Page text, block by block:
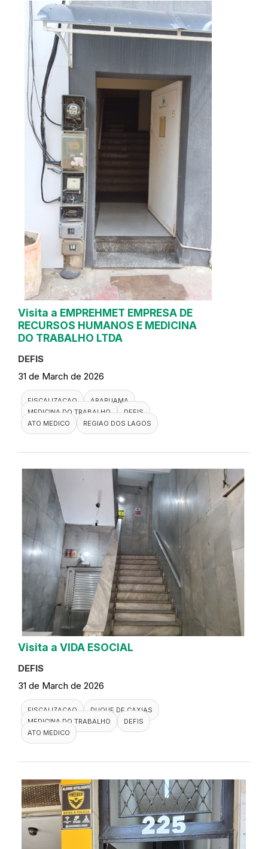
Visita a EMPREHMET EMPRESA DE
RECURSOS HUMANOS E MEDICINA
DO TRABALHO LTDA
DEFIS
31 de March de 2026
FISCALIZACAO
ARARUAMA
MEDICINA DO TRABALHO
DEFIS
ATO MEDICO
REGIAO DOS LAGOS
Visita a VIDA ESOCIAL
DEFIS
31 de March de 2026
FISCALIZACAO
DUQUE DE CAXIAS
MEDICINA DO TRABALHO
DEFIS
ATO MEDICO